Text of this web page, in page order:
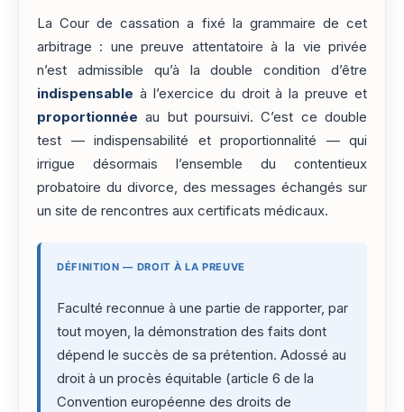
La Cour de cassation a fixé la grammaire de cet
arbitrage : une preuve attentatoire à la vie privée
n’est admissible qu’à la double condition d’être
indispensable à l’exercice du droit à la preuve et
proportionnée au but poursuivi. C’est ce double
test — indispensabilité et proportionnalité — qui
irrigue désormais l’ensemble du contentieux
probatoire du divorce, des messages échangés sur
un site de rencontres aux certificats médicaux.
DÉFINITION — DROIT À LA PREUVE
Faculté reconnue à une partie de rapporter, par
tout moyen, la démonstration des faits dont
dépend le succès de sa prétention. Adossé au
droit à un procès équitable (article 6 de la
Convention européenne des droits de